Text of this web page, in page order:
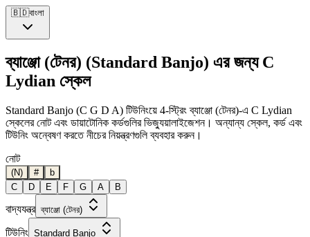
🇧🇩বাংলা
ব্যাঞ্জো (টেনর) (Standard Banjo) এর জন্য C
Lydian স্কেল
Standard Banjo (C G D A) টিউনিংয়ে 4-স্ট্রিং ব্যাঞ্জো (টেনর)-এ C Lydian
স্কেলের নোট এবং ডায়াটোনিক কর্ডগুলির ভিজ্যুয়ালাইজেশন। অন্যান্য স্কেল, কর্ড এবং
টিউনিং অন্বেষণ করতে নীচের নিয়ন্ত্রণগুলি ব্যবহার করুন।
নোট
(N) #
b
C
D E F G A B
বাদ্যযন্ত্র ব্যাঞ্জো (টেনর)
টিউনিং Standard Banjo